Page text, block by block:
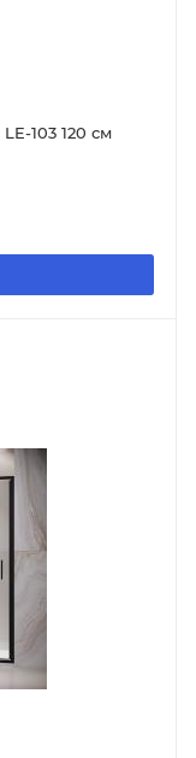
103 120 см